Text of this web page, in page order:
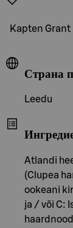
Kapten
Страна
Leedu
Atlandi
(Clupea
ookeani
ja / või C: